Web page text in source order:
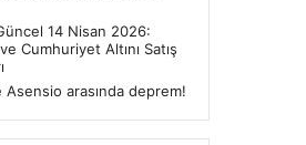
14 Nisan 2026:
Cumhuriyet Altını Satış
Asensio arasında deprem!